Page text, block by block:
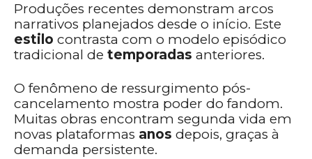
Produções recentes demonstram arcos
narrativos planejados desde o início. Este
estilo contrasta com o modelo episódico
tradicional de temporadas anteriores.
O fenômeno de ressurgimento pós-
cancelamento mostra poder do fandom.
Muitas obras encontram segunda vida em
novas plataformas anos depois, graças à
demanda persistente.